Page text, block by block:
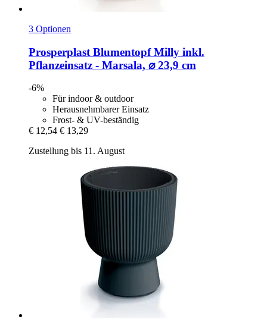
3 Optionen
Prosperplast Blumentopf Milly inkl.
Pflanzeinsatz -​ Marsala, ⌀ 23,9 cm
-6%
Für indoor & outdoor
Herausnehmbarer Einsatz
Frost- & UV-beständig
€ 12,54 € 13,29
Zustellung bis 11. August